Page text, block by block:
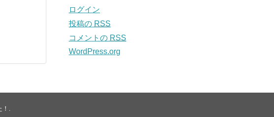
ログイン
投稿の RSS
コメントの RSS
WordPress.org
.